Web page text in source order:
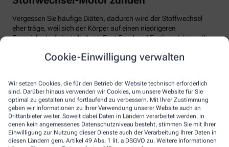
Cookie-Einwilligung verwalten
Wir setzen Cookies, die für den Betrieb der Website technisch erforderlich
sind. Darüber hinaus verwenden wir Cookies, um unsere Website für Sie
optimal zu gestalten und fortlaufend zu verbessern. Mit Ihrer Zustimmung
geben wir Informationen zu Ihrer Verwendung unserer Website auch an
Drittanbieter weiter. Soweit dabei Daten in Ländern verarbeitet werden, in
denen kein angemessenes Datenschutzniveau besteht, stimmen Sie mit Ihrer
Einwilligung zur Nutzung dieser Dienste auch der Verarbeitung Ihrer Daten in
diesen Ländern gem. Artikel 49 Abs. 1 lit. a DSGVO zu. Weitere Informationen
Vergessen Sie häufige Diäten, dadurch wird der Stoffwechsel
eher träge, weil sich der Körper auf einen niedrigeren
Energiebedarf einstellt. Auch Fast Food und Fertiggerichte sollten
Körper bei der Verarbeitung von hochverarbeiteten Lebensmitteln
Tim Hollstein rät zu einer proteinreichen Ernährung (Vorsicht bei
Vorerkrankungen wie Nierenleiden!). Denn Proteine sind nicht nur
gut für den Muskelaufbau, der Körper benötigt auch viel Energie,
um Eiweiß abzubauen. Das regt den Stoffwechsel an. Proteine
stecken vor allem in magerem Fleisch, Fisch und Milchprodukten
wie Quark und Skyr. Auch sogenannte thermogene Lebensmittel
wie Chilis oder Ingwer können das braune Fettgewebe aktivieren